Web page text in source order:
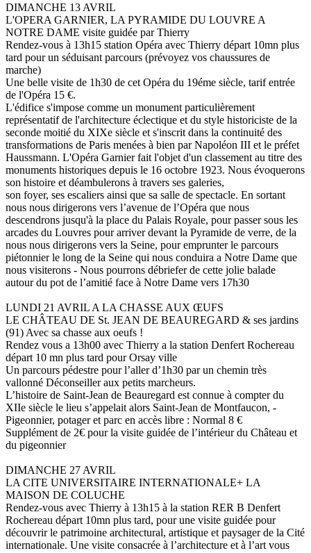
DIMANCHE 13 AVRIL
L'OPERA GARNIER, LA PYRAMIDE DU LOUVRE A
NOTRE DAME visite guidée par Thierry
Rendez-vous à 13h15 station Opéra avec Thierry départ 10mn plus
tard pour un séduisant parcours (prévoyez vos chaussures de
marche)
Une belle visite de 1h30 de cet Opéra du 19éme siècle, tarif entrée
de l'Opéra 15 €.
L'édifice s'impose comme un monument particulièrement
représentatif de l'architecture éclectique et du style historiciste de la
seconde moitié du XIXe siècle et s'inscrit dans la continuité des
transformations de Paris menées à bien par Napoléon III et le préfet
Haussmann. L'Opéra Garnier fait l'objet d'un classement au titre des
monuments historiques depuis le 16 octobre 1923. Nous évoquerons
son histoire et déambulerons à travers ses galeries,
son foyer, ses escaliers ainsi que sa salle de spectacle. En sortant
nous nous dirigerons vers l’avenue de l’Opéra que nous
descendrons jusqu'à la place du Palais Royale, pour passer sous les
arcades du Louvres pour arriver devant la Pyramide de verre, de la
nous nous dirigerons vers la Seine, pour emprunter le parcours
piétonnier le long de la Seine qui nous conduira a Notre Dame que
nous visiterons - Nous pourrons débriefer de cette jolie balade
autour du pot de l’amitié face à Notre Dame vers 17h30
LUNDI 21 AVRIL A LA CHASSE AUX ŒUFS
LE CHÂTEAU DE St. JEAN DE BEAUREGARD & ses jardins
(91) Avec sa chasse aux oeufs !
Rendez vous a 13h00 avec Thierry a la station Denfert Rochereau
départ 10 mn plus tard pour Orsay ville
Un parcours pédestre pour l’aller d’1h30 par un chemin très
vallonné Déconseiller aux petits marcheurs.
L’histoire de Saint-Jean de Beauregard est connue à compter du
XIIe siècle le lieu s’appelait alors Saint-Jean de Montfaucon, -
Pigeonnier, potager et parc en accès libre : Normal 8 €
Supplément de 2€ pour la visite guidée de l’intérieur du Château et
du pigeonnier
DIMANCHE 27 AVRIL
LA CITE UNIVERSITAIRE INTERNATIONALE+ LA
MAISON DE COLUCHE
Rendez-vous avec Thierry à 13h15 à la station RER B Denfert
Rochereau départ 10mn plus tard, pour une visite guidée pour
découvrir le patrimoine architectural, artistique et paysager de la Cité
internationale. Une visite consacrée à l’architecture et à l’art vous